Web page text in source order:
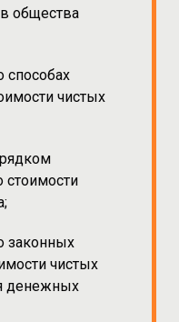
общества
чистых
стоимости
законных
чистых
денежных